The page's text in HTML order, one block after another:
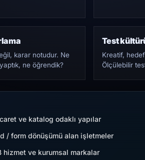
karar notudur. Ne
ne öğrendik?
Test
Kreatif,
Ölçülebilir
ve katalog odaklı yapılar
/ form dönüşümü alan işletmeler
hizmet ve kurumsal markalar